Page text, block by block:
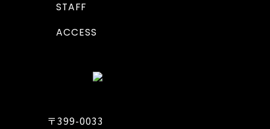
STAFF
ACCESS
〒399-0033